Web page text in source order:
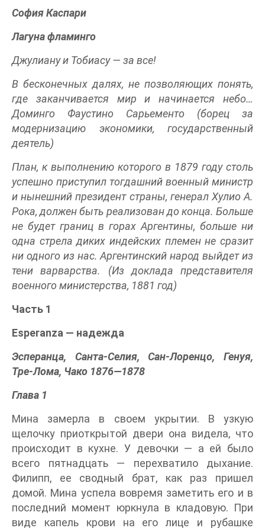
София Каспари
Лагуна фламинго
Джулиану и Тобиасу — за все!
В бесконечных далях, не позволяющих понять,
где заканчивается мир и начинается небо…
Доминго Фаустино Сарьементо (борец за
модернизацию экономики, государственный
деятель)
План, к выполнению которого в 1879 году столь
успешно приступил тогдашний военный министр
и нынешний президент страны, генерал Хулио А.
Рока, должен быть реализован до конца. Больше
не будет границ в горах Аргентины, больше ни
одна стрела диких индейских племен не сразит
ни одного из нас. Аргентинский народ выйдет из
тени варварства. (Из доклада представителя
военного министерства, 1881 год)
Часть 1
Esperanza — надежда
Эсперанца, Санта-Селия, Сан-Лоренцо, Генуя,
Тре-Лома, Чако 1876—1878
Глава 1
Мина замерла в своем укрытии. В узкую
щелочку приоткрытой двери она видела, что
происходит в кухне. У девочки — а ей было
всего пятнадцать — перехватило дыхание.
Филипп, ее сводный брат, как раз пришел
домой. Мина успела вовремя заметить его и в
последний момент юркнула в кладовую. При
виде капель крови на его лице и рубашке